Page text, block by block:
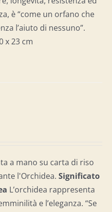
è “come un orfano che
l’aiuto di nessuno”.
x 23 cm
a mano su carta di riso
l'Orchidea.Significato
L’orchidea rappresenta
e l’eleganza. “Se